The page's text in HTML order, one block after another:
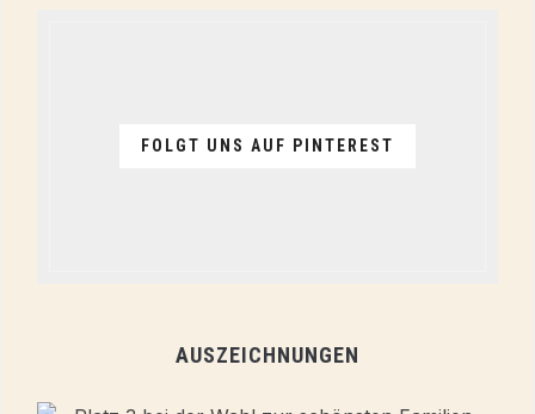
FOLGT UNS AUF PINTEREST
AUSZEICHNUNGEN